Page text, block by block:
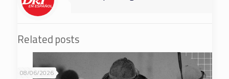
Related posts
08/06/2026